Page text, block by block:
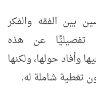
بين الفقه والفكر
تفصيليًّا عن هذه
وأفاد حولها، ولكنها
تغطية شاملة له.